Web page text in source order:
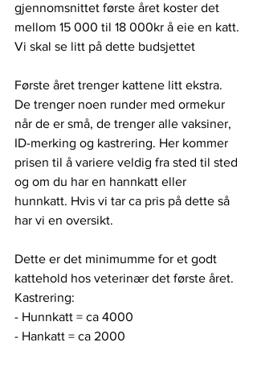
gjennomsnittet første året koster det
mellom 15 000 til 18 000kr å eie en katt.
Vi skal se litt på dette budsjettet
Første året trenger kattene litt ekstra.
De trenger noen runder med ormekur
når de er små, de trenger alle vaksiner,
ID-merking og kastrering. Her kommer
prisen til å variere veldig fra sted til sted
og om du har en hannkatt eller
hunnkatt. Hvis vi tar ca pris på dette så
har vi en oversikt.
Dette er det minimumme for et godt
kattehold hos veterinær det første året.
Kastrering:
- Hunnkatt = ca 4000
- Hankatt = ca 2000